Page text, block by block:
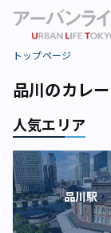
トップページ
品川のカレ
人気エリア
品川駅